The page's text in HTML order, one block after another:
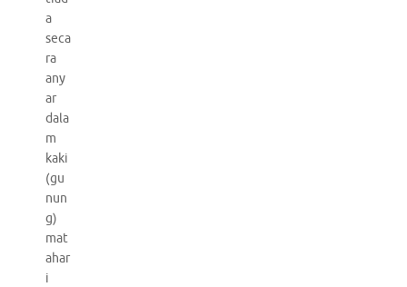
a
seca
ra
any
ar
dala
m
kaki
(gu
nun
g)
mat
ahar
i